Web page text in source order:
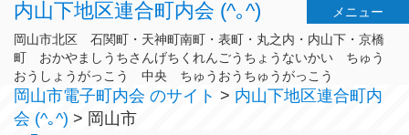
内山下地区連合町内会 (^｡^)
メニュー
岡山市北区 石関町・天神町南町・表町・丸之内・内山下・京橋
町 おかやましうちさんげちくれんごうちょうないかい ちゅう
おうしょうがっこう 中央 ちゅうおうちゅうがっこう
岡山市電子町内会 のサイト > 内山下地区連合町内
会 (^｡^) > 岡山市